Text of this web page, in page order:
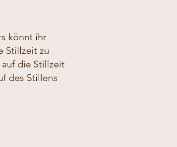
könnt ihr
Stillzeit zu
die Stillzeit
des Stillens